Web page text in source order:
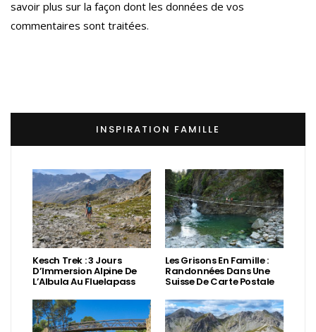
savoir plus sur la façon dont les données de vos
commentaires sont traitées.
INSPIRATION FAMILLE
Kesch Trek : 3 Jours
D’Immersion Alpine De
L’Albula Au Fluelapass
Les Grisons En Famille :
Randonnées Dans Une
Suisse De Carte Postale